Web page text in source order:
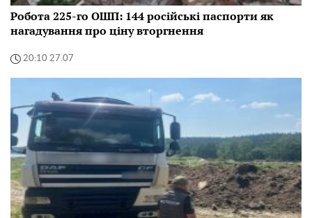
Робота 225-го ОШП: 144 російські паспорти як
нагадування про ціну вторгнення
20:10 27.07